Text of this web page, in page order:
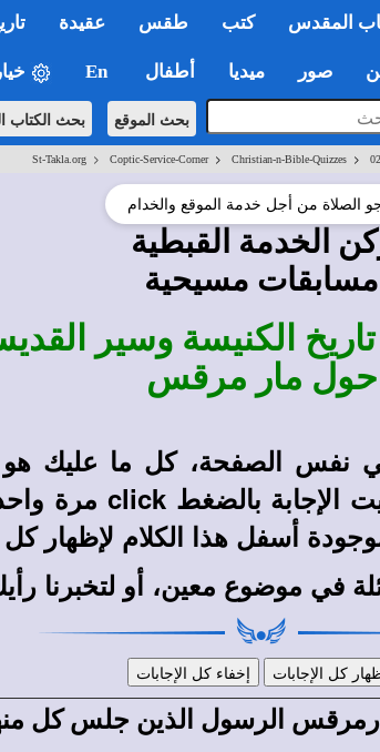
المقدس كتب طقس عقيدة
صور ميديا أطفال En
بحث الموقع بحث الكتاب
St-Takla.org > Coptic-Service-Corner> Christian-n-Bible-Quizzes >
الصلاة من أجل خدمة الموقع والخدام
الخدمة القبطية
مسابقات مسيحية
الكنيسة وسير
حول مار مرقس
نفس الصفحة، كل ما عليك هو
الإجابة بالضغطclick مرة
أسفل هذا الكلام لإظهار كل
في موضوع معين، أو لتخبرنا
مارمرقس الرسول الذين جلس كل